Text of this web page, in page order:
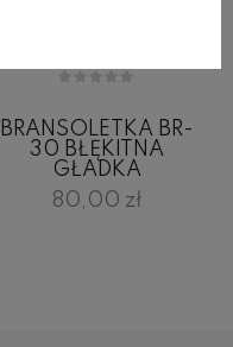
BRANSOLETKA BR-
30 BŁĘKITNA
GŁADKA
80,00 zł